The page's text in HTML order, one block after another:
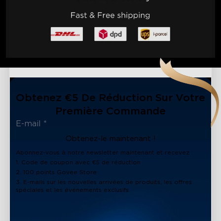
Obtenez €5 De Réduction Sur Votre
Première Commande
Obtenez-le maintenant !
Abonnez-vous à notre newsletter maintenant et recevez :
1. Code de coupon avec €5 de réduction
2. 100 points Govee Store
3. E-mails sur les nouvelles arrivées de produits, les offres
spéciales et les événements exclusifs